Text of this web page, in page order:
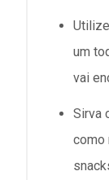
um
vai
Sirva
como